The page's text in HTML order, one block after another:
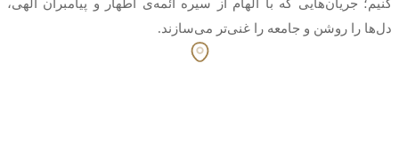
کنیم؛ جریان‌هایی که با الهام از سیره ائمه‌ی اطهار و پیامبران الهی،
دل‌ها را روشن و جامعه را غنی‌تر می‌سازند.